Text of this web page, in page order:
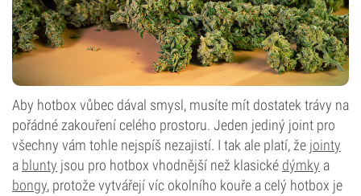
Aby hotbox vůbec dával smysl, musíte mít dostatek trávy na
pořádné zakouření celého prostoru. Jeden jediný joint pro
všechny vám tohle nejspíš nezajistí. I tak ale platí, že jointy
a blunty jsou pro hotbox vhodnější než klasické dýmky a
bongy, protože vytvářejí víc okolního kouře a celý hotbox je